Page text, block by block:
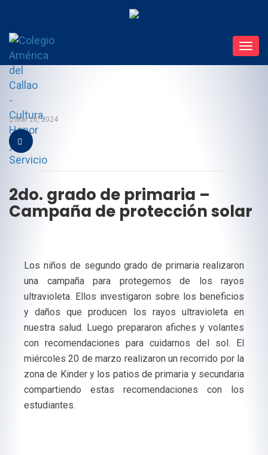
Mar 20, 2024
2do. grado de primaria –
Campaña de protección solar
Los niños de segundo grado de primaria realizaron
una campaña para protegernos de los rayos
ultravioleta. Ellos investigaron sobre los beneficios
y daños que producen los rayos ultravioleta en
nuestra salud. Luego prepararon afiches y volantes
con recomendaciones para cuidarnos del sol. El
miércoles 20 de marzo realizaron un recorrido por la
zona de Kinder y los patios de primaria y secundaria
compartiendo estas recomendaciones con los
estudiantes.